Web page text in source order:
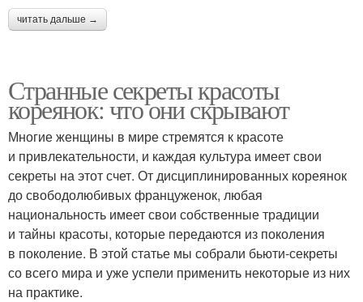
читать дальше →
Странные секреты красоты
кореянок: что они скрывают
Многие женщины в мире стремятся к красоте
и привлекательности, и каждая культура имеет свои
секреты на этот счет. От дисциплинированных кореянок
до свободолюбивых француженок, любая
национальность имеет свои собственные традиции
и тайны красоты, которые передаются из поколения
в поколение. В этой статье мы собрали бьюти-секреты
со всего мира и уже успели применить некоторые из них
на практике.